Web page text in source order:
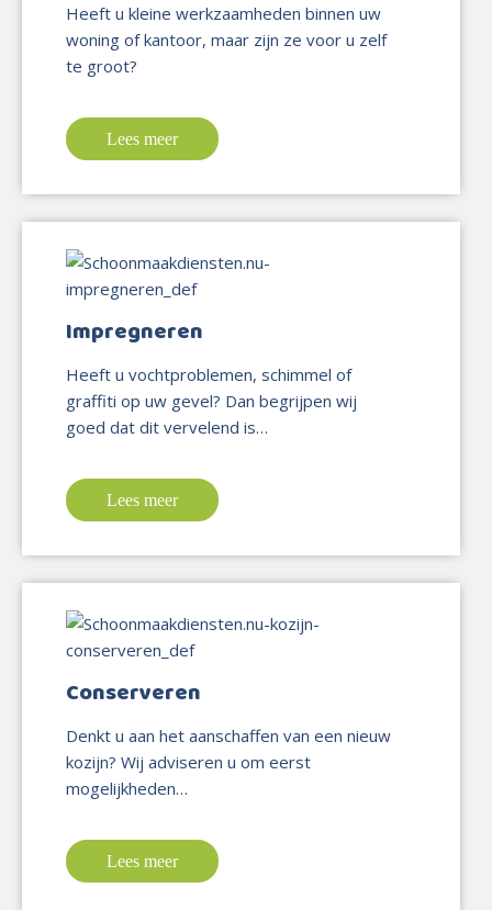
Heeft u kleine werkzaamheden binnen uw
woning of kantoor, maar zijn ze voor u zelf
te groot?
Lees meer
Impregneren
Heeft u vochtproblemen, schimmel of
graffiti op uw gevel? Dan begrijpen wij
goed dat dit vervelend is…
Lees meer
Conserveren
Denkt u aan het aanschaffen van een nieuw
kozijn? Wij adviseren u om eerst
mogelijkheden…
Lees meer